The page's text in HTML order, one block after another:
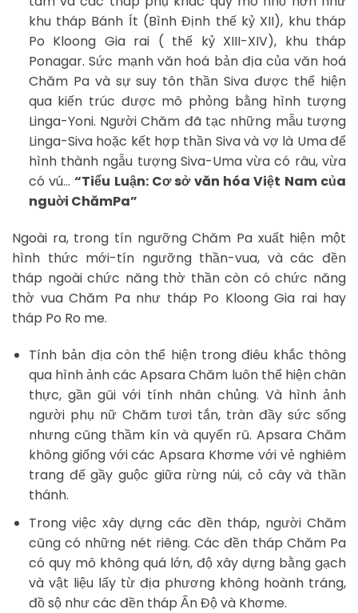
khu tháp Bánh Ít (Bình Định thế kỷ XII), khu tháp
Po Kloong Gia rai ( thế kỷ XIII-XIV), khu tháp
Ponagar. Sức mạnh văn hoá bản địa của văn hoá
Chăm Pa và sự suy tôn thần Siva được thể hiện
qua kiến trúc được mô phỏng bằng hình tượng
Linga-Yoni. Người Chăm đã tạc những mẫu tượng
Linga-Siva hoặc kết hợp thần Siva và vợ là Uma để
hình thành ngẫu tượng Siva-Uma vừa có râu, vừa
có vú…“Tiểu Luận: Cơ sở văn hóa Việt Nam của
nguời ChămPa”
Ngoài ra, trong tín ngưỡng Chăm Pa xuất hiện một
hình thức mới-tín ngưỡng thần-vua, và các đền
tháp ngoài chức năng thờ thần còn có chức năng
thờ vua Chăm Pa như tháp Po Kloong Gia rai hay
tháp Po Ro me.
Tính bản địa còn thể hiện trong điêu khắc thông
qua hình ảnh các Apsara Chăm luôn thể hiện chân
thực, gần gũi với tính nhân chủng. Và hình ảnh
người phụ nữ Chăm tươi tắn, tràn đầy sức sống
nhưng cũng thầm kín và quyến rũ. Apsara Chăm
không giống với các Apsara Khơme với vẻ nghiêm
trang đế gầy guộc giữa rừng núi, cỏ cây và thần
thánh.
Trong việc xây dựng các đền tháp, người Chăm
cũng có những nét riêng. Các đền tháp Chăm Pa
có quy mô không quá lớn, độ xây dựng bằng gạch
và vật liệu lấy từ địa phương không hoành tráng,
đồ sộ như các đền tháp Ấn Độ và Khơme.